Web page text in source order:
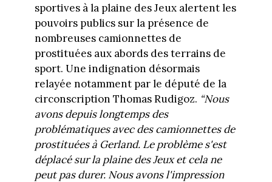
sportives à la plaine des Jeux alertent les
pouvoirs publics sur la présence de
nombreuses camionnettes de
prostituées aux abords des terrains de
sport. Une indignation désormais
relayée notamment par le député de la
circonscription Thomas Rudigoz. “Nous
avons depuis longtemps des
problématiques avec des camionnettes de
prostituées à Gerland. Le problème s'est
déplacé sur la plaine des Jeux et cela ne
peut pas durer. Nous avons l'impression